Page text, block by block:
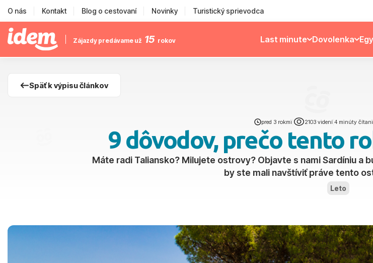
O nás Kontakt Blog o cestovaní Novinky Turistický sprievodca
Zájazdy predávame už 15 rokov Last minute Dovolenka
Späť k výpisu článkov
pred 3 rokmi 2103 videní 4 minúty
9 dôvodov, prečo tento
Máte radi Taliansko? Milujete ostrovy? Objavte s nami Sardíniu a
by ste mali navštíviť práve tento
Leto